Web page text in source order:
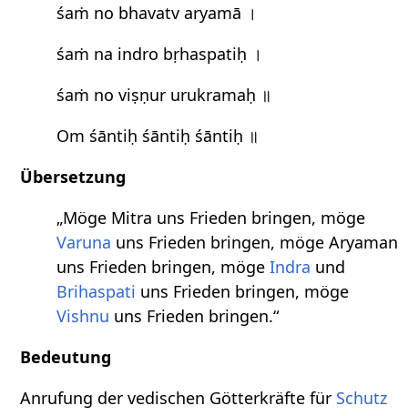
śaṁ no bhavatv aryamā ।
śaṁ na indro bṛhaspatiḥ ।
śaṁ no viṣṇur urukramaḥ ॥
Om śāntiḥ śāntiḥ śāntiḥ ॥
Übersetzung
„Möge Mitra uns Frieden bringen, möge
Varuna uns Frieden bringen, möge Aryaman
uns Frieden bringen, mögeIndra und
Brihaspati uns Frieden bringen, möge
Vishnu uns Frieden bringen.“
Bedeutung
Anrufung der vedischen Götterkräfte für Schutz